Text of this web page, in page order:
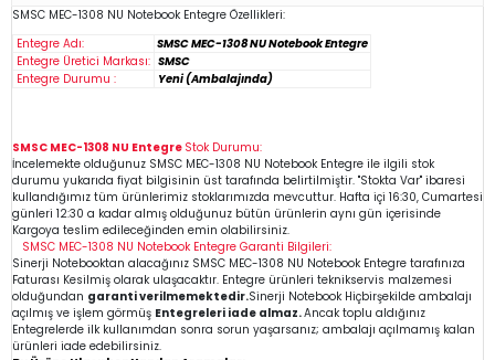
SMSC MEC-1308 NU Notebook Entegre Özellikleri:
Entegre Adı:
SMSC MEC-1308 NU Notebook Entegre
Entegre Üretici Markası: SMSC
Entegre Durumu :
Yeni (Ambalajında)
SMSC MEC-1308 NU Entegre Stok Durumu:
İncelemekte olduğunuz SMSC MEC-1308 NU Notebook Entegre ile ilgili stok
durumu yukarıda fiyat bilgisinin üst tarafında belirtilmiştir. "Stokta Var" ibaresi
kullandığımız tüm ürünlerimiz stoklarımızda mevcuttur. Hafta içi 16:30, Cumartesi
günleri 12:30 a kadar almış olduğunuz bütün ürünlerin aynı gün içerisinde
Kargoya teslim edileceğinden emin olabilirsiniz.
SMSC MEC-1308 NU Notebook Entegre Garanti Bilgileri:
Sinerji Notebooktan alacağınız SMSC MEC-1308 NU Notebook Entegre tarafınıza
Faturası Kesilmiş olarak ulaşacaktır. Entegre ürünleri teknikservis malzemesi
olduğundan garanti verilmemektedir.Sinerji Notebook Hiçbirşekilde ambalajı
açılmış ve işlem görmüş Entegreleri iade almaz.Ancak toplu aldığınız
Entegrelerde ilk kullanımdan sonra sorun yaşarsanız; ambalajı açılmamış kalan
ürünleri iade edebilirsiniz.